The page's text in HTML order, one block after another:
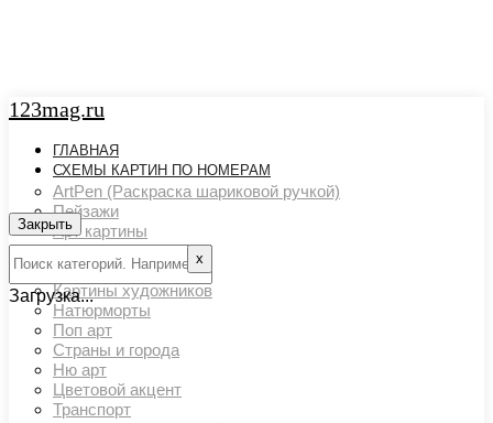
123mag.ru
ГЛАВНАЯ
СХЕМЫ КАРТИН ПО НОМЕРАМ
ArtPen (Раскраска шариковой ручкой)
Пейзажи
Арт картины
Животный мир
Люди
Картины художников
Натюрморты
Поп арт
Страны и города
Ню арт
Цветовой акцент
Транспорт
Закрыть
х
Загрузка...